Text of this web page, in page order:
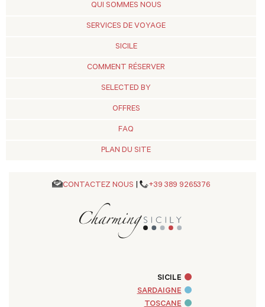
QUI SOMMES NOUS
SERVICES DE VOYAGE
SICILE
COMMENT RÉSERVER
SELECTED BY
OFFRES
FAQ
PLAN DU SITE
CONTACTEZ NOUS | +39 389 9265376
SICILE
SARDAIGNE
TOSCANE